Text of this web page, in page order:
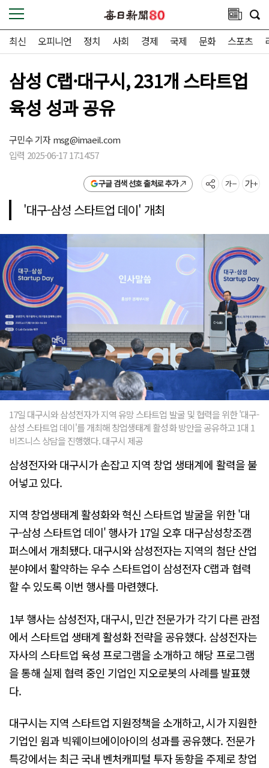
최신 오피니언 정치 사회 경제 국제 문화 스포츠
삼성 C랩·대구시, 231개 스타트업
육성 성과 공유
구민수 기자msg@imaeil.com
입력 2025-06-17 17:14:57
구글 검색 선호 출처로 추가
'대구-삼성 스타트업 데이' 개최
17일 대구시와 삼성전자가 지역 유망 스타트업 발굴 및 협력을 위한 '대구-
삼성 스타트업 데이'를 개최해 창업생태계 활성화 방안을 공유하고 1대 1
비즈니스 상담을 진행했다. 대구시 제공
삼성전자와 대구시가 손잡고 지역 창업 생태계에 활력을 불
어넣고 있다.
지역 창업생태계 활성화와 혁신 스타트업 발굴을 위한 '대
구-삼성 스타트업 데이' 행사가 17일 오후 대구삼성창조캠
퍼스에서 개최됐다. 대구시와 삼성전자는 지역의 첨단 산업
분야에서 활약하는 우수 스타트업이 삼성전자 C랩과 협력
할 수 있도록 이번 행사를 마련했다.
1부 행사는 삼성전자, 대구시, 민간 전문가가 각기 다른 관점
에서 스타트업 생태계 활성화 전략을 공유했다. 삼성전자는
자사의 스타트업 육성 프로그램을 소개하고 해당 프로그램
을 통해 실제 협력 중인 기업인 지오로봇의 사례를 발표했
다.
대구시는 지역 스타트업 지원정책을 소개하고, 시가 지원한
기업인 윔과 빅웨이브에이아이의 성과를 공유했다. 전문가
특강에서는 최근 국내 벤처캐피털 투자 동향을 주제로 창업